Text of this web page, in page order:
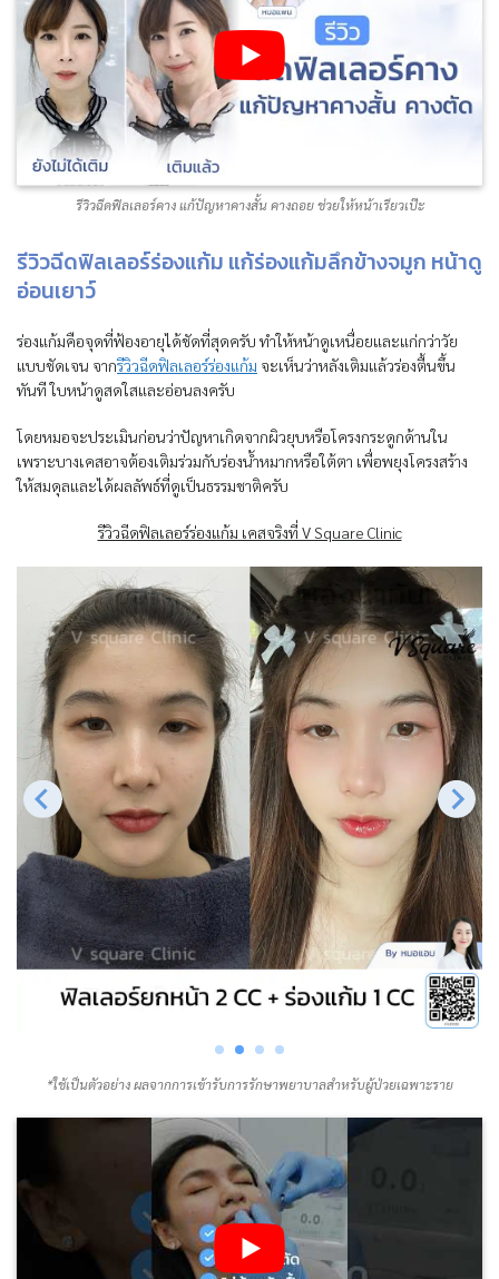
รีวิวฉีดฟิลเลอร์คาง แก้ปัญหาคางสั้น คางถอย ช่วยให้หน้าเรียวเป๊ะ
รีวิวฉีดฟิลเลอร์ร่องแก้ม แก้ร่องแก้มลึกข้างจมูก หน้าดู
อ่อนเยาว์
ร่องแก้มคือจุดที่ฟ้องอายุได้ชัดที่สุดครับ ทำให้หน้าดูเหนื่อยและแก่กว่าวัย
แบบชัดเจน จากรีวิวฉีดฟิลเลอร์ร่องแก้ม จะเห็นว่าหลังเติมแล้วร่องตื้นขึ้น
ทันที ใบหน้าดูสดใสและอ่อนลงครับ
โดยหมอจะประเมินก่อนว่าปัญหาเกิดจากผิวยุบหรือโครงกระดูกด้านใน
เพราะบางเคสอาจต้องเติมร่วมกับร่องน้ำหมากหรือใต้ตา เพื่อพยุงโครงสร้าง
ให้สมดุลและได้ผลลัพธ์ที่ดูเป็นธรรมชาติครับ
รีวิวฉีดฟิลเลอร์ร่องแก้ม เคสจริงที่ V Square Clinic
*ใช้เป็นตัวอย่าง ผลจากการเข้ารับการรักษาพยาบาลสำหรับผู้ป่วยเฉพาะราย